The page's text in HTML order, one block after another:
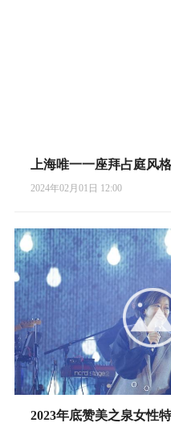
上海唯一一座拜占庭
2024年02月01日 12:00
2023年底赞美之泉女性